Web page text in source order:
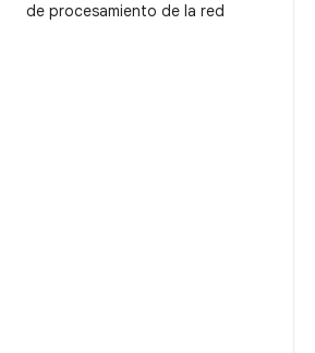
de procesamiento de la red